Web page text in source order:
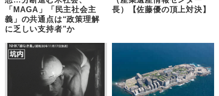
「MAGA」「民主社会主
義」の共通点は“政策理解
に乏しい支持者”か
長）【佐藤優の頂上対決】